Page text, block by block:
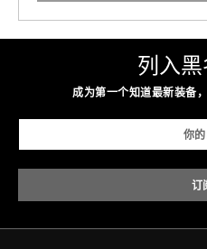
列入黑
成为第一个知道最新装备